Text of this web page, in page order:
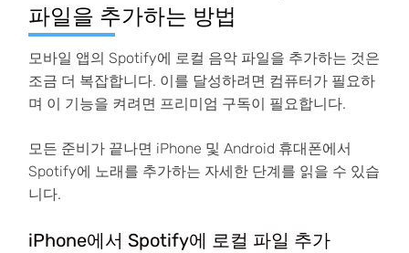
파일을 추가하는 방법
모바일 앱의 Spotify에 로컬 음악 파일을 추가하는 것은
조금 더 복잡합니다. 이를 달성하려면 컴퓨터가 필요하
며 이 기능을 켜려면 프리미엄 구독이 필요합니다.
모든 준비가 끝나면 iPhone 및 Android 휴대폰에서
Spotify에 노래를 추가하는 자세한 단계를 읽을 수 있습
니다.
iPhone에서 Spotify에 로컬 파일 추가